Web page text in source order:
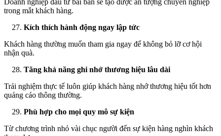
Doanh nghiệp đầu tư bài bản sẽ tạo được ấn tượng chuyên nghiệp
trong mắt khách hàng.
Kích thích hành động ngay lập tức
Khách hàng thường muốn tham gia ngay để không bỏ lỡ cơ hội
nhận quà.
Tăng khả năng ghi nhớ thương hiệu lâu dài
Trải nghiệm thực tế luôn giúp khách hàng nhớ thương hiệu tốt hơn
quảng cáo thông thường.
Phù hợp cho mọi quy mô sự kiện
Từ chương trình nhỏ vài chục người đến sự kiện hàng nghìn khách